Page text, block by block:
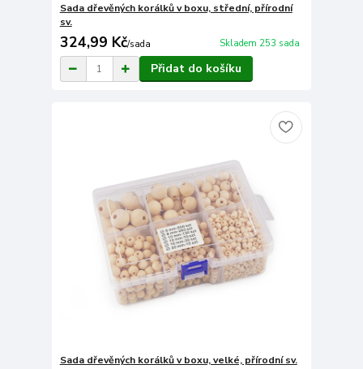
Sada dřevěných korálků v boxu, střední, přírodní
sv.
324,99 Kč/sada Skladem 253 sada
Přidat do košíku
Sada dřevěných korálků v boxu, velké, přírodní sv.